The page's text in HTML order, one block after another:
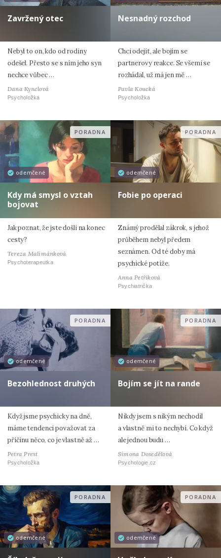
Zavržený otec
Nebyl to on, kdo od rodiny
odešel. Přesto se s ním jeho syn
nechce vůbec …
Dana Kynclová
Psycholožka
Nesnadný rozchod
Chci odejít, ale bojím se
partnerovy reakce. Se všemi se
rozhádal, už má jen mě …
Pavla Koucká
Psycholožka
odemčené
PORADNA
Kdy má smysl o vztah
bojovat
Jak poznat, že jste došli na konec
cesty?
Tereza Malimánková
Psychoterapeutka
odemčené
PORADNA
Fobie po operaci
Známý prodělal zákrok, s jehož
průběhem nebyl předem
seznámen. Od té doby má
psychické potíže.
Anna Petříková
Psychiatrička
odemčené
PORADNA
Bezohlednost druhých
Když jsme psychicky na dně,
máme tendenci považovat za
příčinu něco, co je vlastně až …
Petra Prest
Psycholožka
odemčené
PORADNA
Bojím se jít na rande
Nikdy jsem s nikým nechodil
a vlastně mi to nechybí. Co když
ale jednou budu …
Simona Dosedělová
Psychologie.cz
odemčené
PORADNA
odemčené
PORADNA